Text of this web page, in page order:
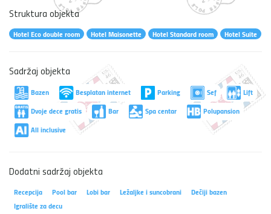
Struktura objekta
Hotel Eco double room Hotel Maisonette Hotel Standard room Hotel Suite
Sadržaj objekta
Bazen Besplatan internet Parking Sef
Lift
Dvoje dece gratis
Bar Spa centar
Polupansion
All inclusive
Dodatni sadržaj objekta
Recepcija Pool bar Lobi bar Ležaljke i suncobrani
Dečiji bazen
Igralište za decu